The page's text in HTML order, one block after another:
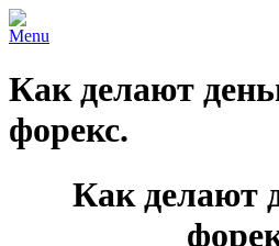
Menu
Как делают
форекс.
Как делают